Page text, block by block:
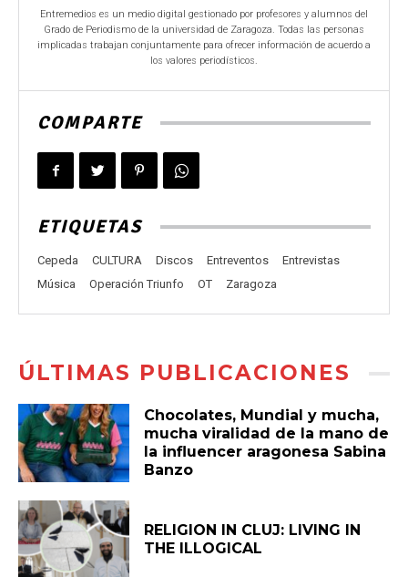
Entremedios es un medio digital gestionado por profesores y alumnos del
Grado de Periodismo de la universidad de Zaragoza. Todas las personas
implicadas trabajan conjuntamente para ofrecer información de acuerdo a
los valores periodísticos.
COMPARTE
ETIQUETAS
Cepeda CULTURA Discos Entreventos
Entrevistas
Música
Operación Triunfo OT Zaragoza
ÚLTIMAS PUBLICACIONES
Chocolates, Mundial y mucha,
mucha viralidad de la mano de
la influencer aragonesa Sabina
Banzo
RELIGION IN CLUJ: LIVING IN
THE ILLOGICAL